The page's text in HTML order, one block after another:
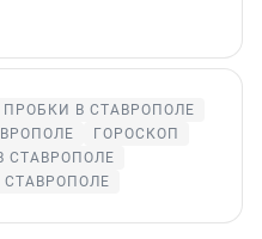
ПРОБКИ В СТАВРОПОЛЕ
ГОРОСКОП
СТАВРОПОЛЕ